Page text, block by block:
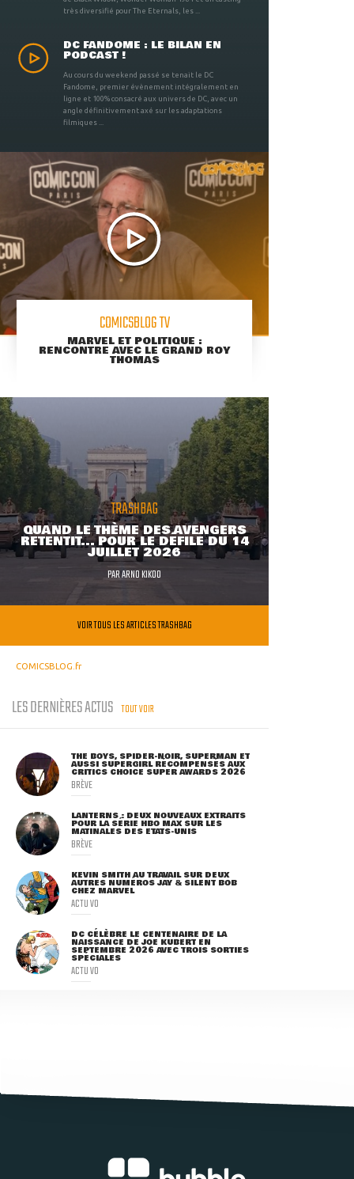
très diversifié pour The Eternals, les ...
DC FANDOME : LE BILAN EN
PODCAST !
Au cours du weekend passé se tenait le DC
Fandome, premier évènement intégralement en
ligne et 100% consacré aux univers de DC, avec un
angle définitivement axé sur les adaptations
filmiques ...
COMICSBLOG TV
MARVEL ET POLITIQUE :
RENCONTRE AVEC LE GRAND ROY
THOMAS
TRASHBAG
QUAND LE THÈME DES AVENGERS
RETENTIT... POUR LE DÉFILÉ DU 14
JUILLET 2026
PARARNO KIKOO
VOIR TOUS LES ARTICLES TRASHBAG
COMICSBLOG.fr
LES DERNIÈRES ACTUS TOUT VOIR
THE BOYS, SPIDER-NOIR, SUPERMAN ET
AUSSI SUPERGIRL RÉCOMPENSÉS AUX
CRITICS CHOICE SUPER AWARDS 2026
BRÈVE
LANTERNS : DEUX NOUVEAUX EXTRAITS
POUR LA SÉRIE HBO MAX SUR LES
MATINALES DES ETATS-UNIS
BRÈVE
KEVIN SMITH AU TRAVAIL SUR DEUX
AUTRES NUMÉROS JAY & SILENT BOB
CHEZ MARVEL
ACTU VO
DC CÉLÈBRE LE CENTENAIRE DE LA
NAISSANCE DE JOE KUBERT EN
SEPTEMBRE 2026 AVEC TROIS SORTIES
SPÉCIALES
ACTU VO